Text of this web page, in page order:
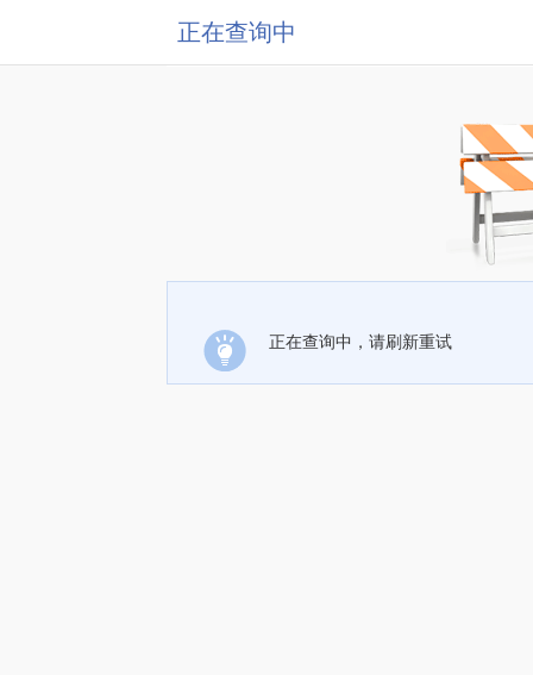
正在查询中
正在查询中，请刷新重试